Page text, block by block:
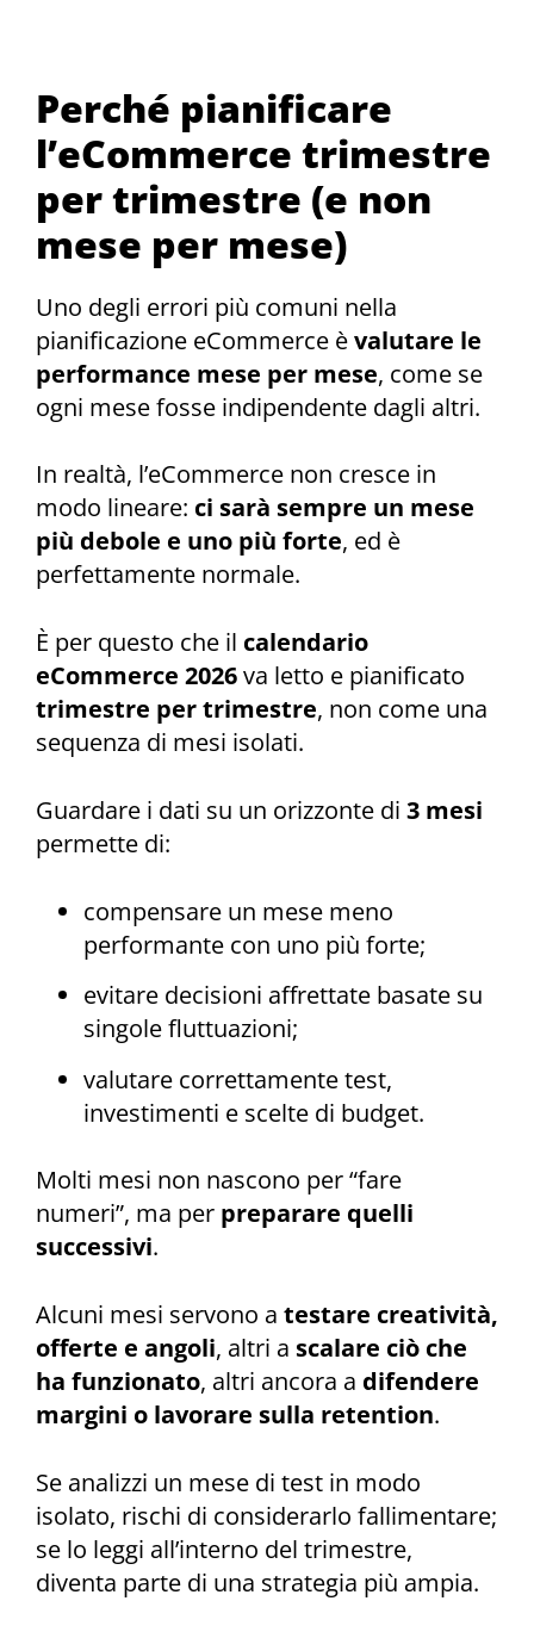
Perché pianificare
l’eCommerce trimestre
per trimestre (e non
mese per mese)
Uno degli errori più comuni nella
pianificazione eCommerce èvalutare le
performance mese per mese, come se
ogni mese fosse indipendente dagli altri.
In realtà, l’eCommerce non cresce in
modo lineare: ci sarà sempre un mese
più debole e uno più forte, ed è
perfettamente normale.
È per questo che il calendario
eCommerce 2026va letto e pianificato
trimestre per trimestre, non come una
sequenza di mesi isolati.
Guardare i dati su un orizzonte di 3 mesi
permette di:
compensare un mese meno
performante con uno più forte;
evitare decisioni affrettate basate su
singole fluttuazioni;
valutare correttamente test,
investimenti e scelte di budget.
Molti mesi non nascono per “fare
numeri”, ma per preparare quelli
successivi.
Alcuni mesi servono a testare creatività,
offerte e angoli, altri a scalare ciò che
ha funzionato, altri ancora a difendere
margini o lavorare sulla retention.
Se analizzi un mese di test in modo
isolato, rischi di considerarlo fallimentare;
se lo leggi all’interno del trimestre,
diventa parte di una strategia più ampia.